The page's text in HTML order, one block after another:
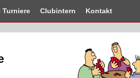
Turniere Clubintern Kontakt